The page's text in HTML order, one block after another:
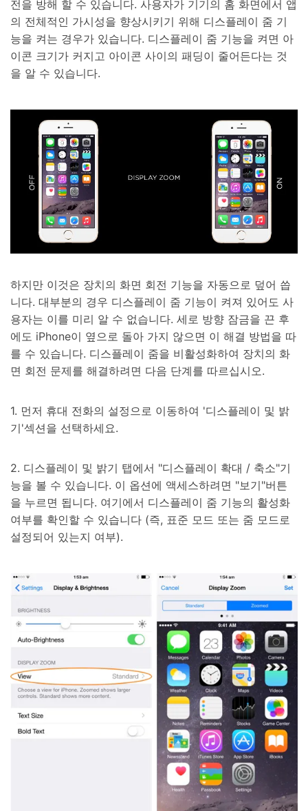
전을 방해 할 수 있습니다. 사용자가 기기의 홈 화면에서 앱
의 전체적인 가시성을 향상시키기 위해 디스플레이 줌 기
능을 켜는 경우가 있습니다. 디스플레이 줌 기능을 켜면 아
이콘 크기가 커지고 아이콘 사이의 패딩이 줄어든다는 것
을 알 수 있습니다.
하지만 이것은 장치의 화면 회전 기능을 자동으로 덮어 씁
니다. 대부분의 경우 디스플레이 줌 기능이 켜져 있어도 사
용자는 이를 미리 알 수 없습니다. 세로 방향 잠금을 끈 후
에도 iPhone이 옆으로 돌아 가지 않으면 이 해결 방법을 따
를 수 있습니다. 디스플레이 줌을 비활성화하여 장치의 화
면 회전 문제를 해결하려면 다음 단계를 따르십시오.
1. 먼저 휴대 전화의 설정으로 이동하여 '디스플레이 및 밝
기'섹션을 선택하세요.
2. 디스플레이 및 밝기 탭에서 "디스플레이 확대 / 축소"기
능을 볼 수 있습니다. 이 옵션에 액세스하려면 "보기"버튼
을 누르면 됩니다. 여기에서 디스플레이 줌 기능의 활성화
여부를 확인할 수 있습니다 (즉, 표준 모드 또는 줌 모드로
설정되어 있는지 여부).